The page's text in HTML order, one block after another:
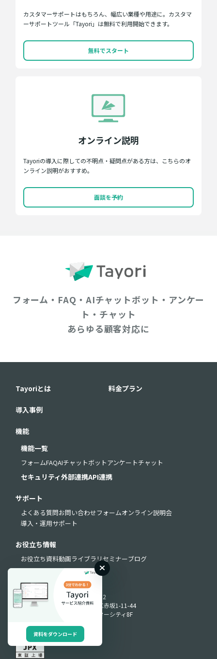
カスタマーサポートはもちろん、幅広い業種や用途に。カスタマ
ーサポートツール「Tayori」は無料で利用開始できます。
無料でスタート
オンライン説明
Tayoriの導入に際しての不明点・疑問点がある方は、こちらのオ
ンライン説明がおすすめ。
面談を予約
フォーム・FAQ・AIチャットボット・アンケー
ト・チャット
あらゆる顧客対応に
Tayoriとは 料金プラン
導入事例
機能
機能一覧
フォームFAQAIチャットボットアンケートチャット
セキュリティ外部連携API連携
サポート
よくある質問お問い合わせフォームオンライン説明会
導入・運用サポート
お役立ち情報
お役立ち資料動画ライブラリセミナーブログ
Produced by
〒107-0052
東京都港区赤坂1-11-44
赤坂インターシティ8F
資料をダウンロード